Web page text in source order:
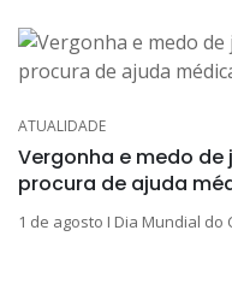
ATUALIDADE
Vergonha e medo
procura de ajuda
1 de agosto I Dia Mundial do